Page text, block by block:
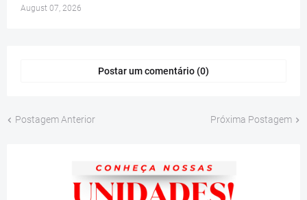
August 07, 2026
Postar um comentário (0)
Postagem Anterior Próxima Postagem